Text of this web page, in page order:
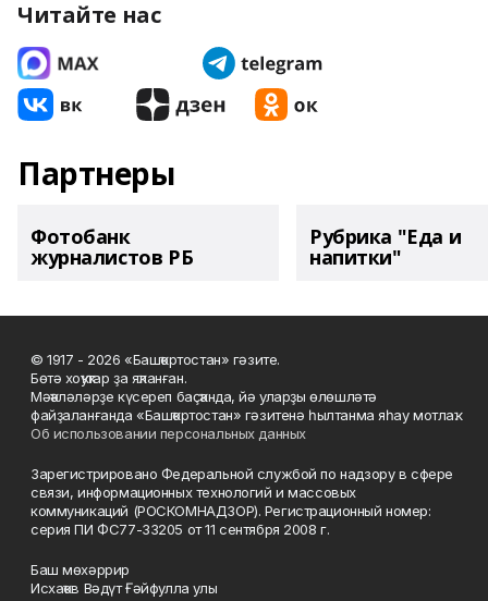
Читайте нас
Партнеры
Фотобанк
журналистов РБ
Рубрика "Еда и
напитки"
© 1917 - 2026 «Башҡортостан» гәзите.
Бөтә хоҡуҡтар ҙа яҡланған.
Мәҡәләләрҙе күсереп баҫҡанда, йә уларҙы өлөшләтә
файҙаланғанда «Башҡортостан» гәзитенә һылтанма яһау мотлаҡ.
Об использовании персональных данных
Зарегистрировано Федеральной службой по надзору в сфере
связи, информационных технологий и массовых
коммуникаций (РОСКОМНАДЗОР). Регистрационный номер:
серия ПИ ФС77-33205 от 11 сентября 2008 г.
Баш мөхәррир
Исхаҡов Вәдүт Ғәйфулла улы